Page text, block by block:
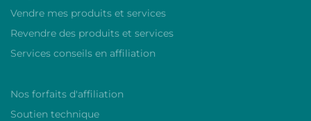
Vendre mes produits et services
Revendre des produits et services
Services conseils en affiliation
Nos forfaits d'affiliation
Soutien technique